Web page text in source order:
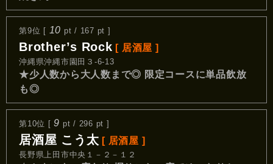
第9位 [ 10 pt / 167 pt ]
Brother’s Rock [ 居酒屋 ]
沖縄県沖縄市園田３-6-13
★少人数から大人数まで◎ 限定コースに単品飲放
も◎
第10位 [9 pt / 296 pt ]
居酒屋 こう太 [ 居酒屋 ]
長野県上田市中央１－２－１２